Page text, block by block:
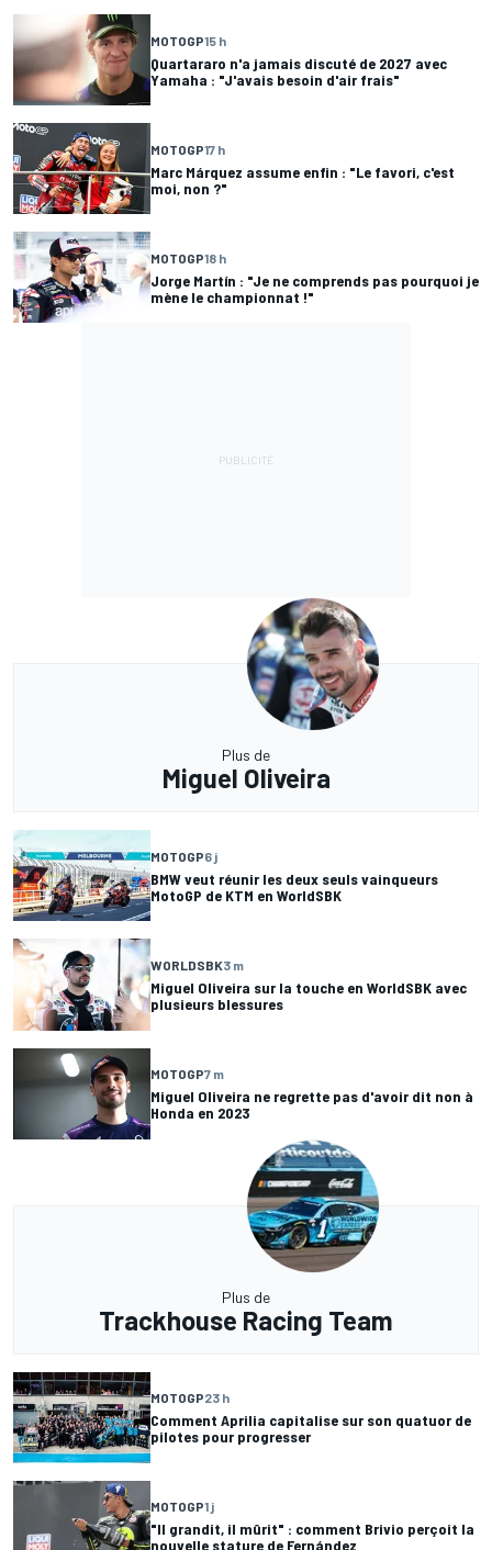
MOTOGP15 h
Quartararo n'a jamais discuté de 2027 avec
Yamaha : "J'avais besoin d'air frais"
MOTOGP17 h
Marc Márquez assume enfin : "Le favori, c'est
moi, non ?"
MOTOGP18 h
Jorge Martín : "Je ne comprends pas pourquoi je
mène le championnat !"
Plus de
Miguel Oliveira
MOTOGP6 j
BMW veut réunir les deux seuls vainqueurs
MotoGP de KTM en WorldSBK
WORLDSBK3 m
Miguel Oliveira sur la touche en WorldSBK avec
plusieurs blessures
MOTOGP7 m
Miguel Oliveira ne regrette pas d'avoir dit non à
Honda en 2023
Plus de
Trackhouse Racing Team
MOTOGP23 h
Comment Aprilia capitalise sur son quatuor de
pilotes pour progresser
MOTOGP1 j
"Il grandit, il mûrit" : comment Brivio perçoit la
nouvelle stature de Fernández